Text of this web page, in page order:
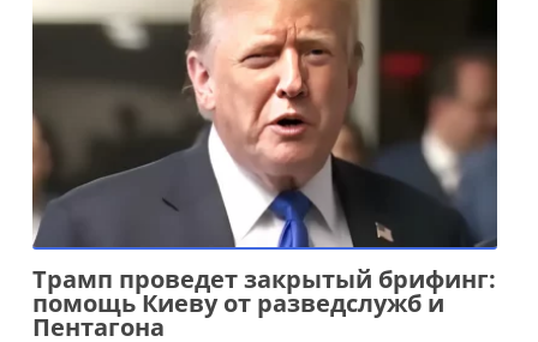
Трамп проведет закрытый брифинг:
помощь Киеву от разведслужб и
Пентагона